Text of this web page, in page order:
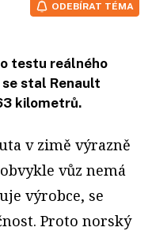
ODEBÍRAT TÉMA
testu reálného
stal Renault
kilometrů.
v zimě výrazně
vůz nemá
výrobce, se
Proto norský